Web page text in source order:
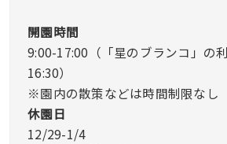
開園時間
9:00-17:00（「星のブランコ」の
16:30）
※園内の散策などは時間制限なし
休園日
12/29-1/4